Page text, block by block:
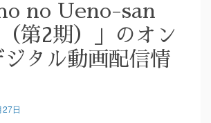
no Ueno-san
第2期）」のオン
ジタル動画配信情
日